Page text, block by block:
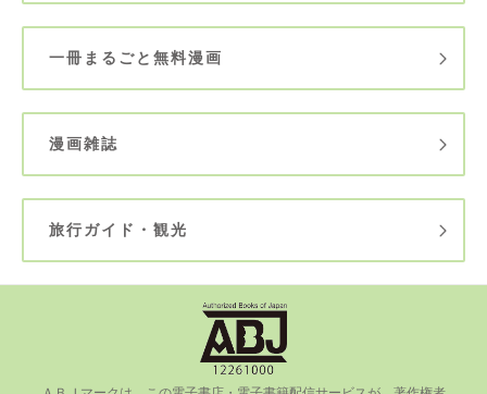
一冊まるごと無料漫画
漫画雑誌
旅行ガイド・観光